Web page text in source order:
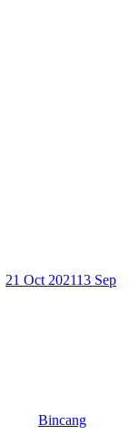
21 Oct 202113 Sep
Bincang